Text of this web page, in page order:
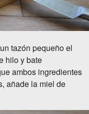
tazón pequeño el
hilo y bate
ambos ingredientes
añade la miel de